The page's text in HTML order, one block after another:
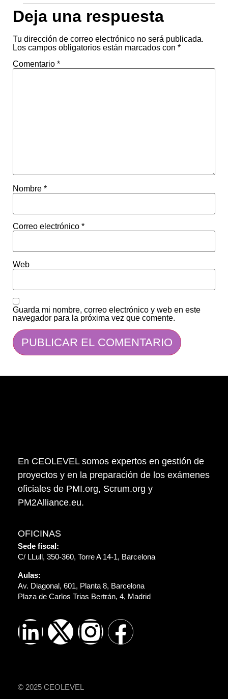
Deja una respuesta
Tu dirección de correo electrónico no será publicada.
Los campos obligatorios están marcados con *
Comentario *
Nombre *
Correo electrónico *
Web
Guarda mi nombre, correo electrónico y web en este
navegador para la próxima vez que comente.
En CEOLEVEL somos expertos en gestión de
proyectos y en la preparación de los exámenes
oficiales de PMI.org, Scrum.org y
PM2Alliance.eu.
OFICINAS
Sede fiscal:
C/ LLull, 350-360, Torre A 14-1, Barcelona
Aulas:
Av. Diagonal, 601, Planta 8, Barcelona
Plaza de Carlos Trias Bertrán, 4, Madrid
© 2025 CEOLEVEL